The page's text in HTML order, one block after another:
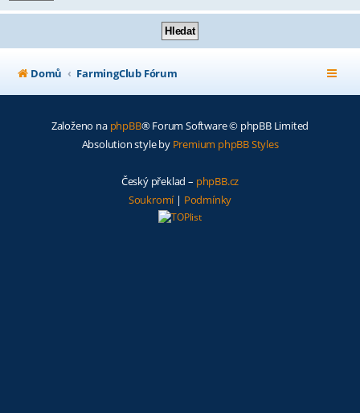
Domů FarmingClub Fórum
Založeno na phpBB® Forum Software © phpBB Limited
Absolution style by Premium phpBB Styles
Český překlad – phpBB.cz
Soukromí| Podmínky